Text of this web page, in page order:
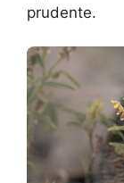
prudente.